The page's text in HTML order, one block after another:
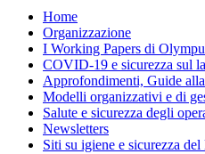
Home
Organizzazione
I Working Papers di
COVID-19 e sicurezza sul
Approfondimenti, Guide alla
Modelli organizzativi e di
Salute e sicurezza degli
Newsletters
Siti su igiene e sicurezza